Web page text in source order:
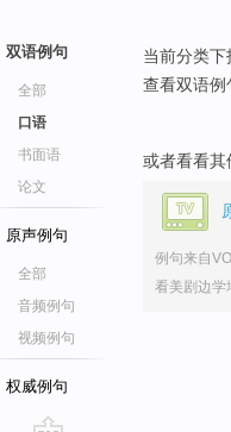
双语例句
全部
口语
书面语
论文
原声例句
全部
音频例句
视频例句
权威例句
当前分类下
查看双语例
或者看看其
例句来自
看美剧边学